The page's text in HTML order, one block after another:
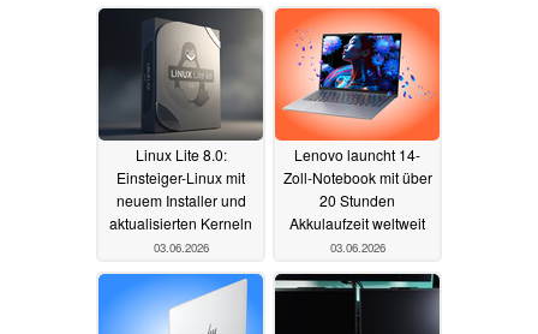
03.06.2026
Linux Lite 8.0:
Einsteiger-Linux mit
neuem Installer und
aktualisierten Kerneln
03.06.2026
Lenovo launcht 14-
Zoll-Notebook mit über
20 Stunden
Akkulaufzeit weltweit
03.06.2026